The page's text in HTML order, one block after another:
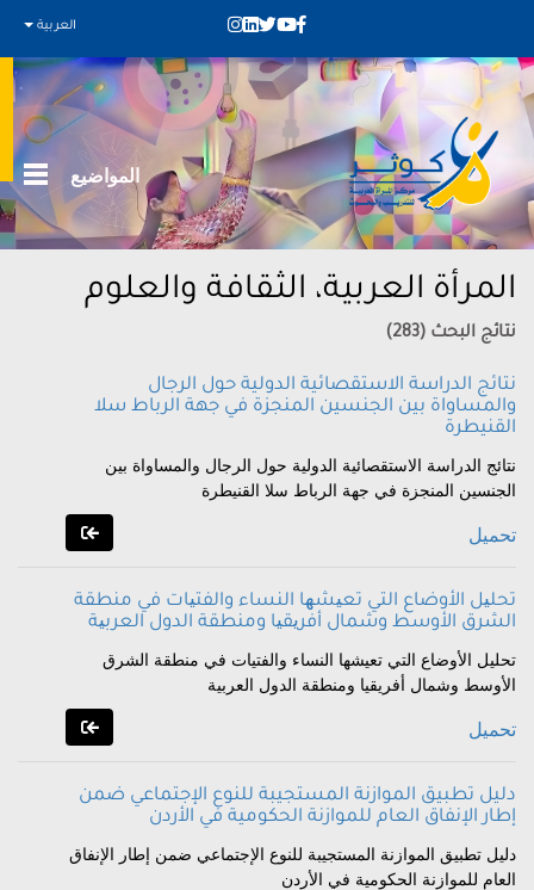
العربية
المواضيع
المرأة العربية، الثقافة والعلوم
نتائج البحث (283)
نتائج الدراسة الاستقصائية الدولية حول الرجال
والمساواة بين الجنسين المنجزة في جهة الرباط سلا
القنيطرة
نتائج الدراسة الاستقصائية الدولية حول الرجال والمساواة بين
الجنسين المنجزة في جهة الرباط سلا القنيطرة
تحميل
تحلیل الأوضاع التي تعیشھا النساء والفتیات في منطقة
الشرق الأوسط وشمال أفریقیا ومنطقة الدول العربیة
تحلیل الأوضاع التي تعیشھا النساء والفتیات في منطقة الشرق
الأوسط وشمال أفریقیا ومنطقة الدول العربیة
تحميل
دليل تطبيق الموازنة المستجيبة للنوع الإجتماعي ضمن
إطار الإنفاق العام للموازنة الحكومية في الأردن
دليل تطبيق الموازنة المستجيبة للنوع الإجتماعي ضمن إطار الإنفاق
العام للموازنة الحكومية في الأردن